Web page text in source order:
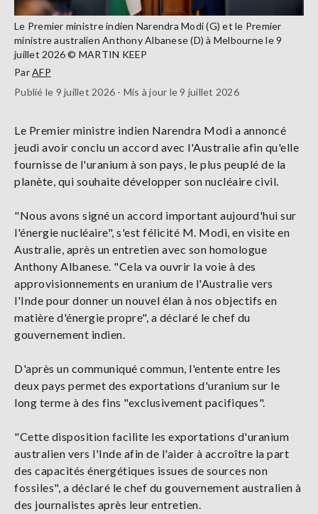
Le Premier ministre indien Narendra Modi (G) et le Premier
ministre australien Anthony Albanese (D) à Melbourne le 9
juillet 2026 © MARTIN KEEP
ParAFP
Publié le 9 juillet 2026 - Mis à jour le 9 juillet 2026
Le Premier ministre indien Narendra Modi a annoncé
jeudi avoir conclu un accord avec l'Australie afin qu'elle
fournisse de l'uranium à son pays, le plus peuplé de la
planète, qui souhaite développer son nucléaire civil.
"Nous avons signé un accord important aujourd'hui sur
l'énergie nucléaire", s'est félicité M. Modi, en visite en
Australie, après un entretien avec son homologue
Anthony Albanese. "Cela va ouvrir la voie à des
approvisionnements en uranium de l'Australie vers
l'Inde pour donner un nouvel élan à nos objectifs en
matière d'énergie propre", a déclaré le chef du
gouvernement indien.
D'après un communiqué commun, l'entente entre les
deux pays permet des exportations d'uranium sur le
long terme à des fins "exclusivement pacifiques".
"Cette disposition facilite les exportations d'uranium
australien vers l'Inde afin de l'aider à accroître la part
des capacités énergétiques issues de sources non
fossiles", a déclaré le chef du gouvernement australien à
des journalistes après leur entretien.